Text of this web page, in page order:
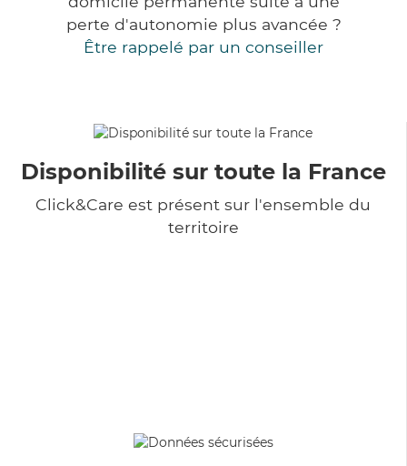
perte d'autonomie plus avancée ?
Être rappelé par un conseiller
Disponibilité sur toute la France
Click&Care est présent sur l'ensemble du
territoire